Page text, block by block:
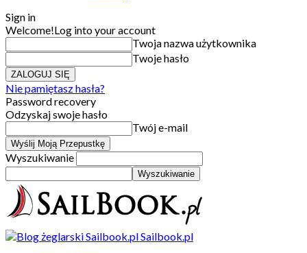
Sign in
Welcome!Log into your account
Twoja nazwa użytkownika
Twoje hasło
Nie pamiętasz hasła?
Password recovery
Odzyskaj swoje hasło
Twój e-mail
Wyszukiwanie
Sailbook.pl